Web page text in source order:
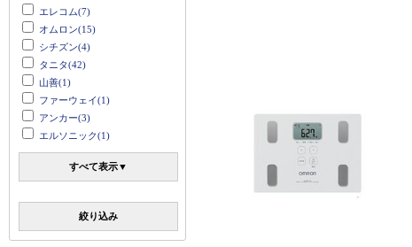
エレコム(7)
オムロン(15)
シチズン(4)
タニタ(42)
山善(1)
ファーウェイ(1)
アンカー(3)
エルソニック(1)
すべて表示▼
絞り込み